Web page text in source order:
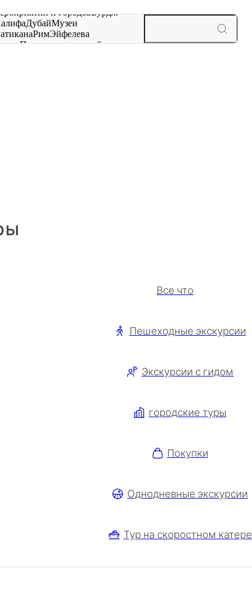
и городовБурдж-
ДубайМузеи
РимЭйфелева
Парижмероприятий и
Все что
Пешеходные экскурсии
Экскурсии с гидом
городские туры
Покупки
Однодневные экскурсии
Тур на скоростном катере